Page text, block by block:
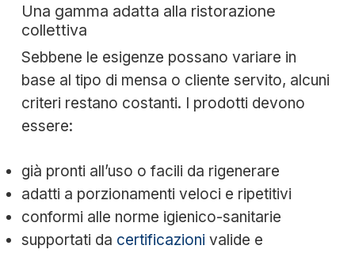
Una gamma adatta alla ristorazione
collettiva
Sebbene le esigenze possano variare in
base al tipo di mensa o cliente servito, alcuni
criteri restano costanti. I prodotti devono
essere:
già pronti all’uso o facili da rigenerare
adatti a porzionamenti veloci e ripetitivi
conformi alle norme igienico-sanitarie
supportati da certificazioni valide e